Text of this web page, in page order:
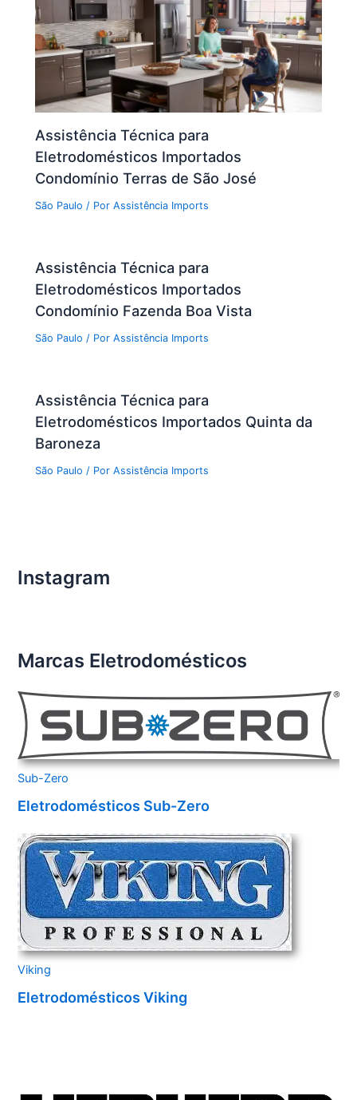
Assistência Técnica para
Eletrodomésticos Importados
Condomínio Terras de São José
São Paulo / PorAssistência Imports
Assistência Técnica para
Eletrodomésticos Importados
Condomínio Fazenda Boa Vista
São Paulo / PorAssistência Imports
Assistência Técnica para
Eletrodomésticos Importados Quinta da
Baroneza
São Paulo / PorAssistência Imports
Instagram
Marcas Eletrodomésticos
Sub-Zero
Eletrodomésticos Sub-Zero
Viking
Eletrodomésticos Viking